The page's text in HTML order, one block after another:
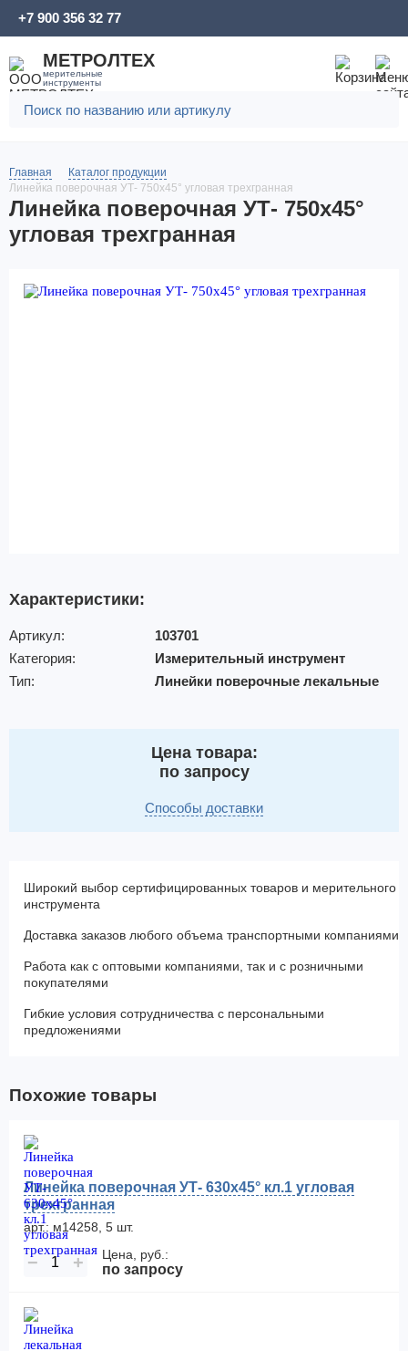
МЕТРОЛТЕХ
мерительные
инструменты
+7 900 356 32 77
Главная
Каталог продукции
Линейка поверочная УТ- 750х45° угловая трехгранная
Линейка поверочная УТ- 750х45°
угловая трехгранная
Характеристики:
Артикул:
103701
Категория:
Измерительный инструмент
Тип:
Линейки поверочные лекальные
Цена товара:
по запросу
Способы доставки
Широкий выбор сертифицированных товаров и мерительного
инструмента
Доставка заказов любого объема транспортными компаниями
Работа как с оптовыми компаниями, так и с розничными
покупателями
Гибкие условия сотрудничества с персональными
предложениями
Похожие товары
Линейка поверочная УТ- 630х45° кл.1 угловая
трехгранная
арт.: м14258, 5 шт.
− + Цена, руб.:
по запросу